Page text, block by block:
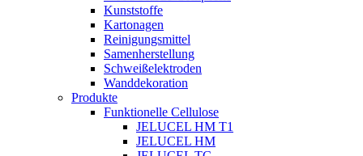
Kunststoffe
Kartonagen
Reinigungsmittel
Samenherstellung
Schweißelektroden
Wanddekoration
Produkte
Funktionelle Cellulose
JELUCEL HM T1
JELUCEL HM